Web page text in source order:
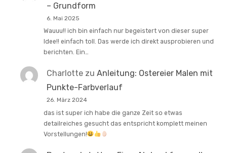
– Grundform
6. Mai 2025
Wauuu!! ich bin einfach nur begeistert von dieser super
Idee!! einfach toll. Das werde ich direkt ausprobieren und
berichten. Ein…
Charlotte zu Anleitung: Ostereier Malen mit
Punkte-Farbverlauf
26. März 2024
das ist super ich habe die ganze Zeit so etwas
detailreiches gesucht das entspricht komplett meinen
Vorstellungen!